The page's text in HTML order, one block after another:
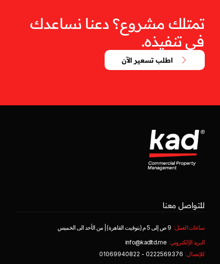
تمتلك مشروع؟ دعنا نساعدك
في تنفيذه.
اطلب تسعير الآن
للتواصل معنا
ساعات العمل: 9 ص إلى 5 م (بتوقيت القاهرة) | من الأحد الى الخميس
البريد الإلكتروني: info@kadltd.me
للإتصال: 0222569376 - 01069940822